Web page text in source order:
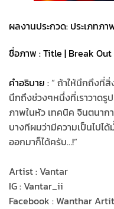
ผลงานประกวด: ประเภทภ
ชื่อภาพ : Title | Break Out
คำอธิบาย :“ ถ้าให้นึกถึงที่
นึกถึงช่วงๆหนึ่งที่เราวาด
ภาพในหัว เทคนิค จินตนาก
บางทีผมว่ามีความเป็นไปไ
ออกมาก็ได้ครับ…!”
Artist : Vantar
IG : Vantar_ii
Facebook : Wanthar